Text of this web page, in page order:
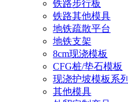
铁路步行板
铁路其他模具
地铁疏散平台
地铁支架
8cm现浇模板
CFG桩/垫石模板
现浇护坡模板系列
其他模具